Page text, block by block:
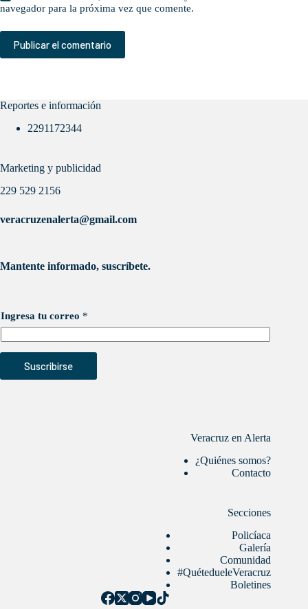
navegador para la próxima vez que comente.
Publicar el comentario
Reportes e información
2291172344
Marketing y publicidad
229 529 2156
veracruzenalerta@gmail.com
Mantente informado, suscríbete.
Ingresa tu correo *
Suscribirse
Veracruz en Alerta
¿Quiénes somos?
Contacto
Secciones
Policíaca
Galería
Comunidad
#QuétedueleVeracruz
Boletines